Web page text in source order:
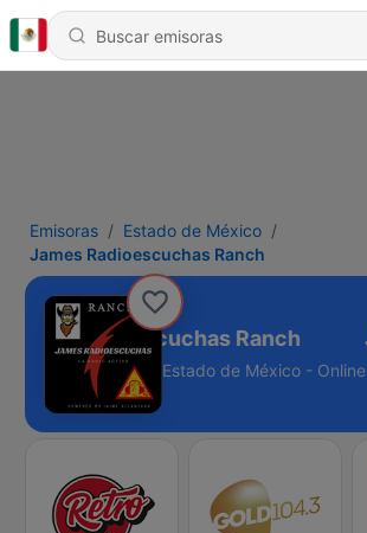
Emisoras
Estado de México
James Radioescuchas Ranch
Radioescuchas Ranch
Estado de México - Online